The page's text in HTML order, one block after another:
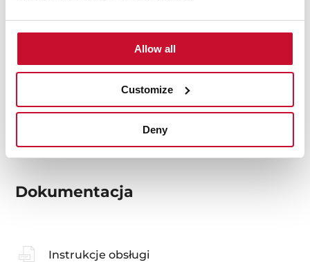
Allow all
Customize
Deny
Dokumentacja
Instrukcje obsługi